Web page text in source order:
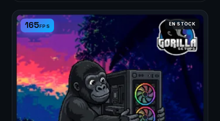
165FPS EN STOCK